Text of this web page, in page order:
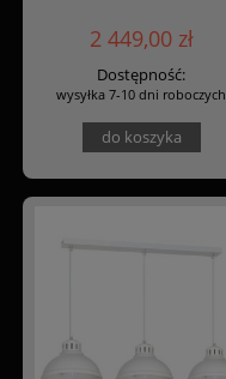
2 449,00 zł
Dostępność:
wysyłka 7-10 dni roboczych
do koszyka